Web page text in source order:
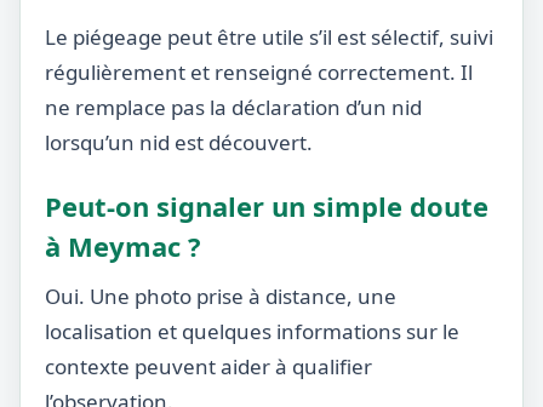
Le piégeage peut être utile s’il est sélectif, suivi
régulièrement et renseigné correctement. Il
ne remplace pas la déclaration d’un nid
lorsqu’un nid est découvert.
Peut-on signaler un simple doute
à Meymac ?
Oui. Une photo prise à distance, une
localisation et quelques informations sur le
contexte peuvent aider à qualifier